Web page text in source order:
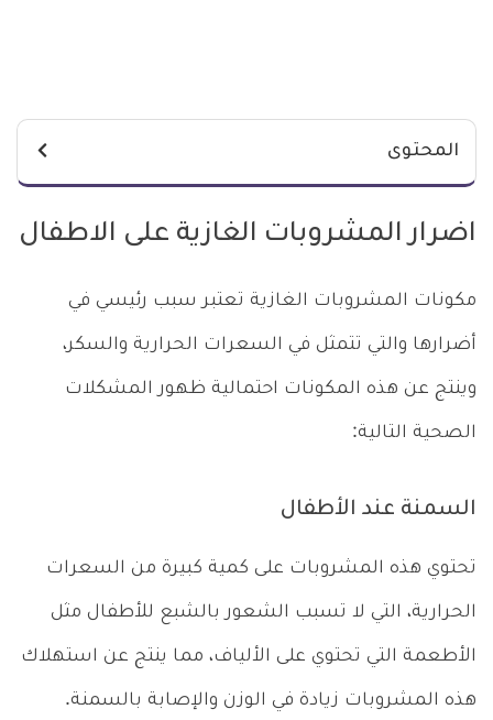
المحتوى
اضرار المشروبات الغازية على الاطفال
مكونات المشروبات الغازية تعتبر سبب رئيسي في
أضرارها والتي تتمثل في السعرات الحرارية والسكر،
وينتج عن هذه المكونات احتمالية ظهور المشكلات
الصحية التالية:
السمنة عند الأطفال
تحتوي هذه المشروبات على كمية كبيرة من السعرات
الحرارية، التي لا تسبب الشعور بالشبع للأطفال مثل
الأطعمة التي تحتوي على الألياف، مما ينتج عن استهلاك
هذه المشروبات زيادة في الوزن والإصابة بالسمنة.